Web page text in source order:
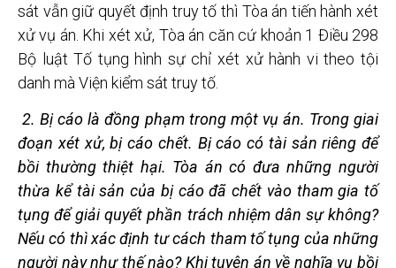
sát vẫn giữ quyết định truy tố thì Tòa án tiến hành xét
xử vụ án. Khi xét xử, Tòa án căn cứ khoản 1 Điều 298
Bộ luật Tố tụng hình sự chỉ xét xử hành vi theo tội
danh mà Viện kiểm sát truy tố.
2. Bị cáo là đồng phạm trong một vụ án. Trong giai
đoạn xét xử, bị cáo chết. Bị cáo có tài sản riêng để
bồi thường thiệt hại. Tòa án có đưa những người
thừa kể tài sản của bị cáođã chết vào tham gia tố
tụng để giải quyết phần trách nhiệm dân sự không?
Nếu có thì xácđịnh tư cách tham tố tụng của những
người này như thế nào? Khi tuyên án về nghĩa vụ bồi